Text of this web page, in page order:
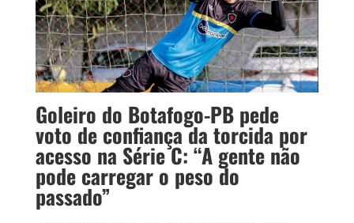
Goleiro do Botafogo-PB pede
voto de confiança da torcida por
acesso na Série C: “A gente não
pode carregar o peso do
passado”